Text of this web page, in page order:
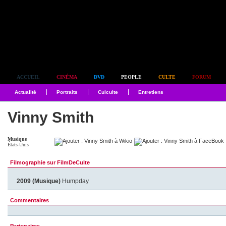
ACCUEIL CINÉMA DVD PEOPLE CULTE FORUM
Actualité Portraits Culculte Entretiens
Vinny Smith
Musique
États-Unis
Filmographie sur FilmDeCulte
2009 (Musique) Humpday
Commentaires